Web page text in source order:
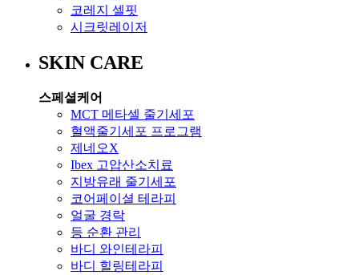
코레지 셀핏
시크릿레이저
SKIN CARE
스페셜케어
MCT 메타셀 줄기세포
혈액줄기세포 프로그램
제네오X
Ibex 고압산소치료
지방유래 줄기세포
코어페이셜 테라피
얼굴 경락
등 순환 관리
바디 와인테라피
바디 힐링테라피